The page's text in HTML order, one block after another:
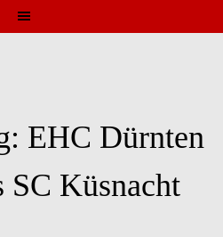
EHC Dürnten
Küsnacht